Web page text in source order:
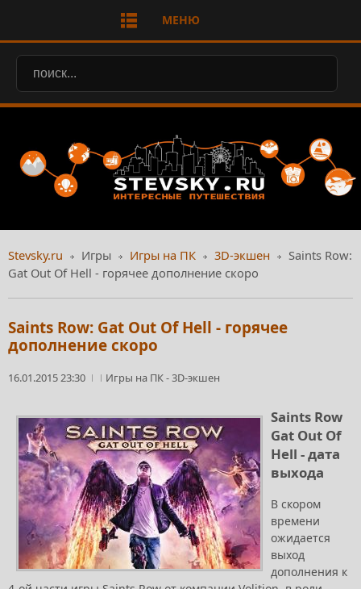
МЕНЮ
Stevsky.ru Игры Игры на ПК 3D-экшен
Saints Row:
Gat Out Of Hell - горячее дополнение скоро
Saints Row: Gat Out Of Hell - горячее
дополнение скоро
16.01.2015 23:30 Игры на ПК-3D-экшен
Saints Row
Gat Out Of
Hell - дата
выхода
В скором
времени
ожидается
выход
дополнения к